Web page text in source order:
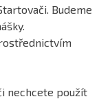
Budeme
nechcete použít